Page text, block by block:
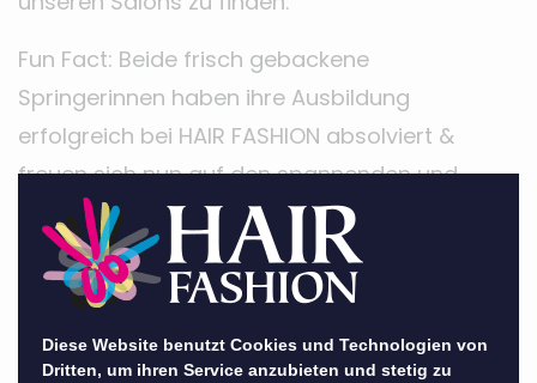
Fun Fact: Beide frisch gebackene
Springerinnen haben ihre Ausbildung
erfolgreich bei HAIR FASHION absolviert &
freuen sich nun auf den spannenden und
abwechslungsreichen Springer-Alltag.
Wir wünschen euch allzeit gute Fahrt & viel
Spaß am Springer-Dasein :)
Diese Website benutzt Cookies und Technologien von
Dritten, um ihren Service anzubieten und stetig zu